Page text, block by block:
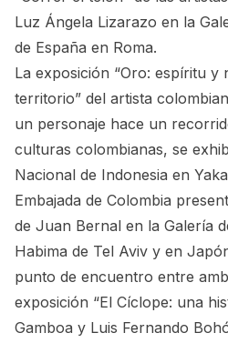
Luz Ángela Lizarazo en la
de España en Roma.
La exposición “Oro: espíritu y
territorio” del artista
un personaje hace un
culturas colombianas, se
Nacional de Indonesia en
Embajada de Colombia
de Juan Bernal en la Galería
Habima de Tel Aviv y en
punto de encuentro entre
exposición “El Cíclope: una
Gamboa y Luis Fernando